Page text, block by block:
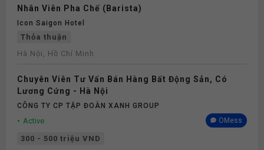
Nhân Viên Pha Chế (Barista)
Icon Saigon Hotel
Thỏa thuận
Hà Nội, Hồ Chí Minh
Chuyên Viên Tư Vấn Bán Hàng Bất Động Sản, Có
Lương Cứng - Hà Nội
CÔNG TY CP TẬP ĐOÀN XANH GROUP
Active OMess
300 - 500 triệu VND